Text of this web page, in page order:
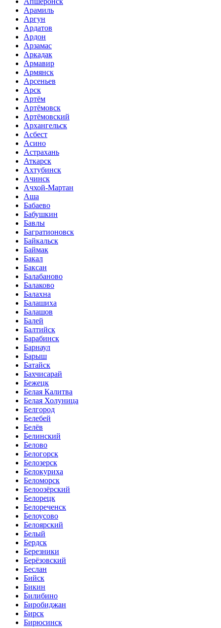
Арамиль
Аргун
Ардатов
Ардон
Арзамас
Аркадак
Армавир
Армянск
Арсеньев
Арск
Артём
Артёмовск
Артёмовский
Архангельск
Асбест
Асино
Астрахань
Аткарск
Ахтубинск
Ачинск
Ачхой-Мартан
Аша
Бабаево
Бабушкин
Бавлы
Багратионовск
Байкальск
Баймак
Бакал
Баксан
Балабаново
Балаково
Балахна
Балашиха
Балашов
Балей
Балтийск
Барабинск
Барнаул
Барыш
Батайск
Бахчисарай
Бежецк
Белая Калитва
Белая Холуница
Белгород
Белебей
Белёв
Белинский
Белово
Белогорск
Белозерск
Белокуриха
Беломорск
Белоозёрский
Белорецк
Белореченск
Белоусово
Белоярский
Белый
Бердск
Березники
Берёзовский
Беслан
Бийск
Бикин
Билибино
Биробиджан
Бирск
Бирюсинск